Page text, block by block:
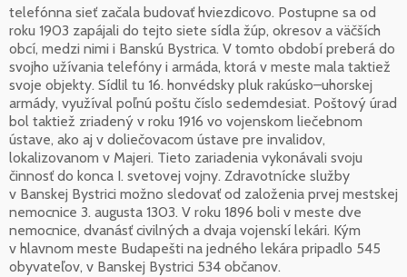
telefónna sieť začala budovať hviezdicovo. Postupne sa od
roku 1903 zapájali do tejto siete sídla žúp, okresov a väčších
obcí, medzi nimi i Banskú Bystrica. V tomto období preberá do
svojho užívania telefóny i armáda, ktorá v meste mala taktiež
svoje objekty. Sídlil tu 16. honvédsky pluk rakúsko–uhorskej
armády, využíval poľnú poštu číslo sedemdesiat. Poštový úrad
bol taktiež zriadený v roku 1916 vo vojenskom liečebnom
ústave, ako aj v doliečovacom ústave pre invalidov,
lokalizovanom v Majeri. Tieto zariadenia vykonávali svoju
činnosť do konca I. svetovej vojny. Zdravotnícke služby
v Banskej Bystrici možno sledovať od založenia prvej mestskej
nemocnice 3. augusta 1303. V roku 1896 boli v meste dve
nemocnice, dvanásť civilných a dvaja vojenskí lekári. Kým
v hlavnom meste Budapešti na jedného lekára pripadlo 545
obyvateľov, v Banskej Bystrici 534 občanov.